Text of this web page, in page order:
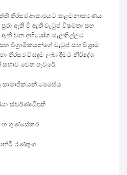
තිරසර ආකාරයට කළමනාකරණය
ඇති වී ඇති වැටුප් විෂමතා සහ
ඇති වන අභියෝග සැලකිල්ලට
විශ්‍රාමිකයන්ගේ වැටුප් සහ විශ්‍රාම
තිරසර විසඳුම් ලබා දීමට නිර්දේශ
වෙත පැවරේ.
මෙසේය.
ස්වර්ණාධිපති
ගුණසේකර
රණතුංග